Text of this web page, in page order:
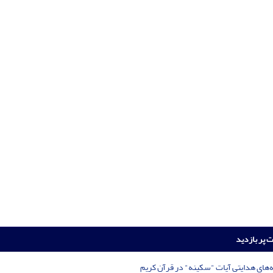
پر بازدید
هدایتی آیات "سکینه" در قرآن کریم